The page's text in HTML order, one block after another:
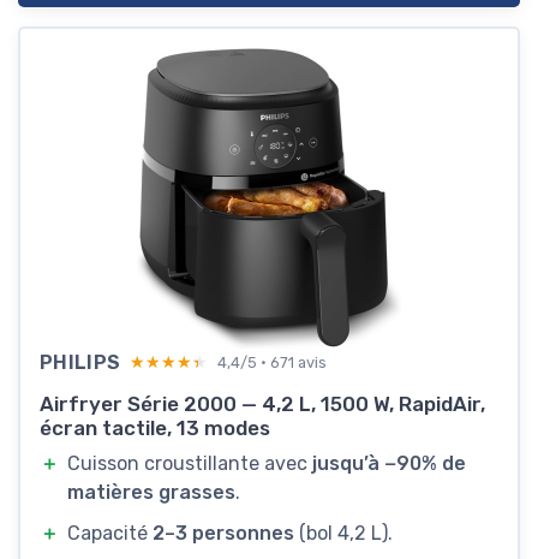
PHILIPS ★★★★★
★★★★★ 4,4/5 · 671 avis
Airfryer Série 2000 — 4,2 L, 1500 W, RapidAir,
écran tactile, 13 modes
＋ Cuisson croustillante avec jusqu’à −90% de
matières grasses.
＋ Capacité 2–3 personnes (bol 4,2 L).